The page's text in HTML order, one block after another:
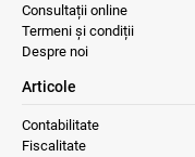
Consultații online
Termeni și condiții
Despre noi
Articole
Contabilitate
Fiscalitate